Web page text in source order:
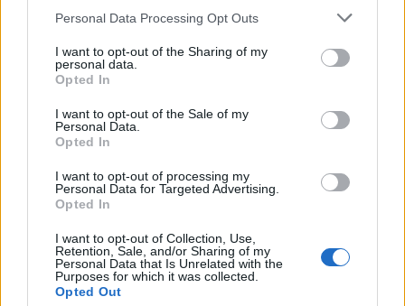
Personal Data Processing Opt Outs
I want to opt-out of the Sharing of my
personal data.
Opted In
I want to opt-out of the Sale of my
Personal Data.
Opted In
I want to opt-out of processing my
Personal Data for Targeted Advertising.
Opted In
I want to opt-out of Collection, Use,
Retention, Sale, and/or Sharing of my
Personal Data that Is Unrelated with the
Purposes for which it was collected.
Opted Out
SPETTACOLI
SCIENZA E TECH
Libero ShoppingContattiPubblicitàCookie policy
Condizioni generali